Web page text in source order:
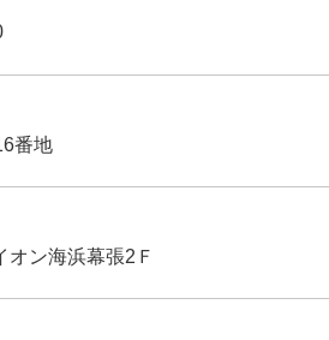
番地
ン海浜幕張2Ｆ